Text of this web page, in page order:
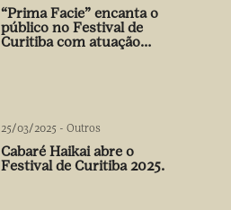
“Prima Facie” encanta o
público no Festival de
Curitiba com atuação
25/03/2025 - Outros
Cabaré Haikai abre o
Festival de Curitiba 2025.